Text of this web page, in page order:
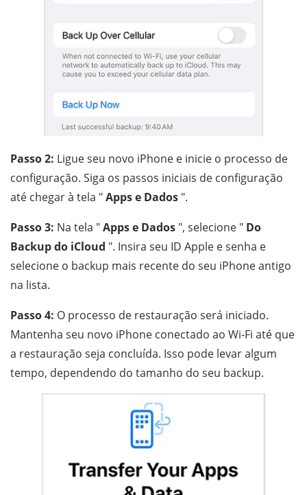
Passo 2: Ligue seu novo iPhone e inicie o processo de
configuração. Siga os passos iniciais de configuração
até chegar à tela "Apps e Dados ".
Passo 3: Na tela "Apps e Dados ", selecione " Do
Backup do iCloud ". Insira seu ID Apple e senha e
selecione o backup mais recente do seu iPhone antigo
na lista.
Passo 4: O processo de restauração será iniciado.
Mantenha seu novo iPhone conectado ao Wi-Fi até que
a restauração seja concluída. Isso pode levar algum
tempo, dependendo do tamanho do seu backup.